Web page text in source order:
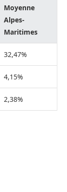
Moyenne
Alpes-
Maritimes
32,47%
4,15%
2,38%